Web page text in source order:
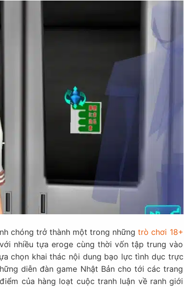
chóng trở thành một trong nhữngtrò chơi 18+
nhiều tựa eroge cùng thời vốn tập trung vào
chọn khai thác nội dung bạo lực tình dục trực
diễn đàn game Nhật Bản cho tới các trang
của hàng loạt cuộc tranh luận về ranh giới